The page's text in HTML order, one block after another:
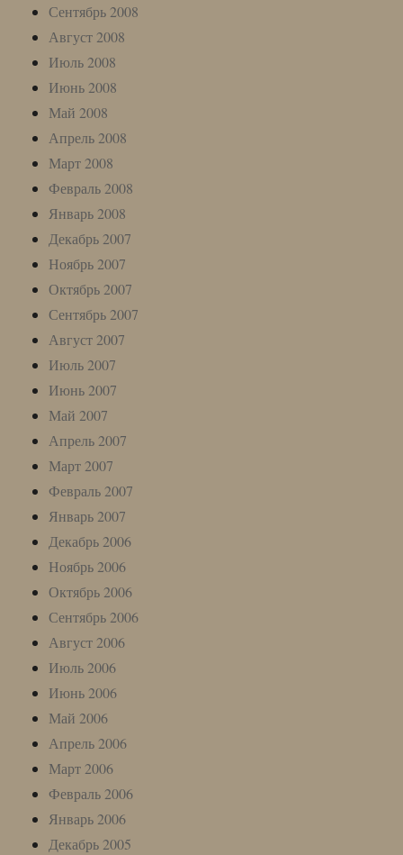
Сентябрь 2008
Август 2008
Июль 2008
Июнь 2008
Май 2008
Апрель 2008
Март 2008
Февраль 2008
Январь 2008
Декабрь 2007
Ноябрь 2007
Октябрь 2007
Сентябрь 2007
Август 2007
Июль 2007
Июнь 2007
Май 2007
Апрель 2007
Март 2007
Февраль 2007
Январь 2007
Декабрь 2006
Ноябрь 2006
Октябрь 2006
Сентябрь 2006
Август 2006
Июль 2006
Июнь 2006
Май 2006
Апрель 2006
Март 2006
Февраль 2006
Январь 2006
Декабрь 2005